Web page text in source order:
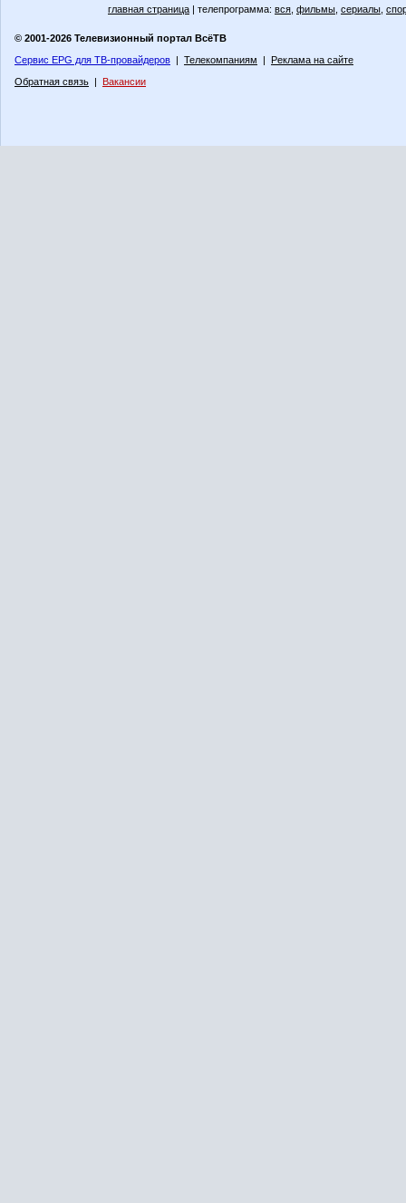
главная страница | телепрограмма: вся фильмы сериалы
© 2001-2026 Телевизионный портал ВсёТВ
Сервис EPG для ТВ-провайдеров | Телекомпаниям | Реклама на сайте
Обратная связь | Вакансии